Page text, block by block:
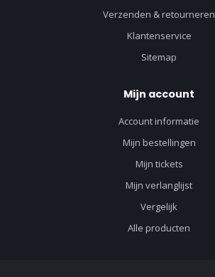
Verzenden & retourneren
Klantenservice
Sitemap
Mijn account
Account informatie
Mijn bestellingen
Mijn tickets
Mijn verlanglijst
Vergelijk
Alle producten